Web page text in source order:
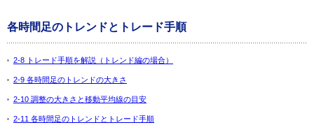
各時間足のトレンドとトレード手順
2-8 トレード手順を解説（トレンド編の場合）
2-9 各時間足のトレンドの大きさ
2-10 調整の大きさと移動平均線の目安
2-11 各時間足のトレンドとトレード手順